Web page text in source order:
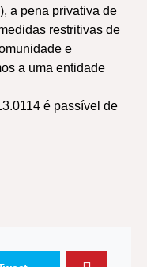
a pena privativa de
restritivas de
e
a uma entidade
é passível de